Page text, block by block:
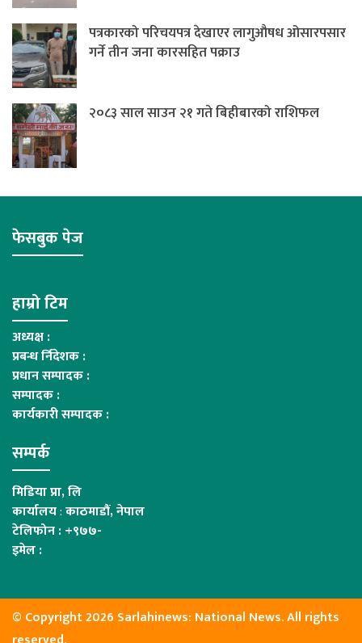
पत्रकारको परिचयपत्र देखाएर लागुऔषध ओसारपसार
गर्ने तीन जना कारसहित पक्राउ
२०८३ साल साउन २१ गते बिहीबारको राशिफल
फेसबुक पेज
हाम्रो टिम
अध्यक्ष :
प्रबन्ध र्निदेशक :
प्रधान सम्पादक :
सम्पादक :
कार्यकारी सम्पादक :
सम्पर्क
मिडिया प्रा, लि
कार्यालय:काठमाडौं, नेपाल
टेलिफोन : +९७७-
इमेल :
© Copyright 2026 Sarlahinews: National News. All rights